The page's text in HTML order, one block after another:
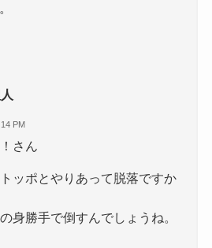
PM
さん
ッポとやりあって脱落ですか
身勝手で倒すんでしょうね。